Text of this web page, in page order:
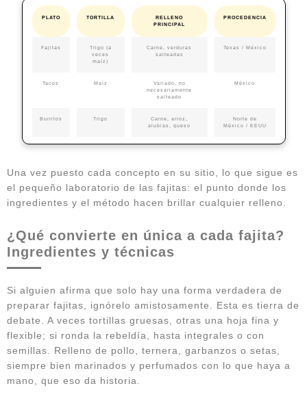
PLATO TORTILLA
RELLENO
PRINCIPAL
PROCEDENCIA
Fajitas
Trigo (a
veces
maíz)
Carne, verduras
salteadas
Texas / México
Tacos Maíz
Variado, no
necesariamente
salteado
México
Burritos Trigo
Carne, arroz,
alubias, queso
Norte de
México / EEUU
Una vez puesto cada concepto en su sitio, lo que sigue es
el pequeño laboratorio de las fajitas: el punto donde los
ingredientes y el método hacen brillar cualquier relleno.
¿Qué convierte en única a cada fajita?
Ingredientes y técnicas
Si alguien afirma que solo hay una forma verdadera de
preparar fajitas, ignórelo amistosamente. Esta es tierra de
debate. A veces tortillas gruesas, otras una hoja fina y
flexible; si ronda la rebeldía, hasta integrales o con
semillas. Relleno de pollo, ternera, garbanzos o setas,
siempre bien marinados y perfumados con lo que haya a
mano, que eso da historia.